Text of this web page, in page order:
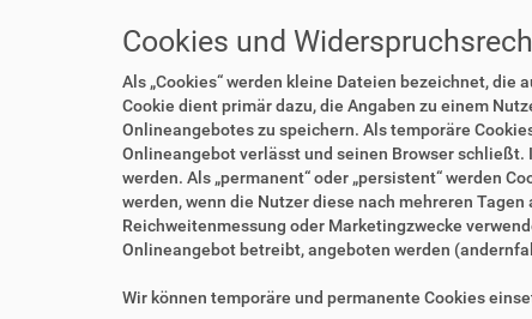
Cookies und
Als „Cookies“ werden kleine Dateien bezeichnet,
Cookie dient primär dazu, die Angaben zu einem
Onlineangebotes zu speichern. Als temporäre
Onlineangebot verlässt und seinen Browser
werden. Als „permanent“ oder „persistent“ werden
werden, wenn die Nutzer diese nach mehreren
Reichweitenmessung oder Marketingzwecke
Onlineangebot betreibt, angeboten werden
Wir können temporäre und permanente Cookies